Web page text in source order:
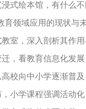
式绘本馆，有什么
育领域应用的现状与
室，深入剖析其作
，看教育信息化发展
校向中小学逐渐普及
小学课程强调活动